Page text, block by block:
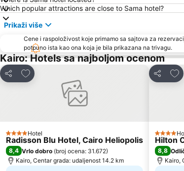
Which popular attractions are close to Sama hotel?
Prikaži više
Cene i raspoloživost koje primamo sa sajtova za
potpuno ista kao ona koja je bila prikazana na trivagu.
Kairo: Hotels sa najboljom ocenom
Deli
Dodati u favorite
4 Zvezdice
Hotel
Radisson Blu Hotel, Cairo Heliopolis
8,4 Vrlo dobro (broj ocena: 31.672)
Kairo, Centar grada: udaljenost 14.2 km
Deli
4
Hilton
8,8
Kairo,